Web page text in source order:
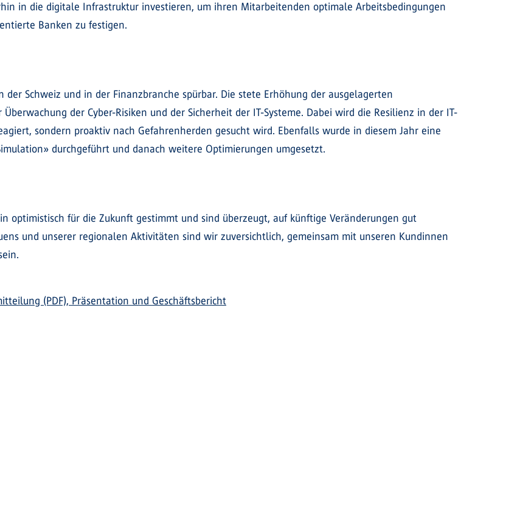
in die digitale Infrastruktur investieren, um ihren Mitarbeitenden optimale Arbeitsbedingungen
Banken zu festigen.
Schweiz und in der Finanzbranche spürbar. Die stete Erhöhung der ausgelagerten
der Cyber-Risiken und der Sicherheit der IT-Systeme. Dabei wird die Resilienz in der IT-
sondern proaktiv nach Gefahrenherden gesucht wird. Ebenfalls wurde in diesem Jahr eine
durchgeführt und danach weitere Optimierungen umgesetzt.
optimistisch für die Zukunft gestimmt und sind überzeugt, auf künftige Veränderungen gut
und unserer regionalen Aktivitäten sind wir zuversichtlich, gemeinsam mit unseren Kundinnen
(PDF), Präsentation und Geschäftsbericht